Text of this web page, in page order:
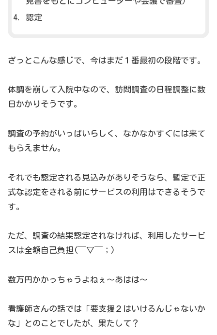
認定
ざっとこんな感じで、今はまだ１番最初の段階です。
体調を崩して入院中なので、訪問調査の日程調整に数
日かかりそうです。
調査の予約がいっぱいらしく、なかなかすぐには来て
もらえません。
それでも認定される見込みがありそうなら、暫定で正
式な認定をされる前にサービスの利用はできるそうで
す。
ただ、調査の結果認定されなければ、利用したサービ
スは全額自己負担(￣▽￣；)
数万円かかっちゃうよねぇ～あはは～
看護師さんの話では「要支援２はいけるんじゃないか
な」とのことでしたが、果たして？